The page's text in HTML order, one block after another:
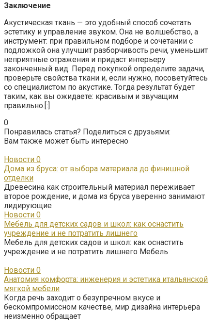
Заключение
Акустическая ткань — это удобный способ сочетать
эстетику и управление звуком. Она не волшебство, а
инструмент: при правильном подборе и сочетании с
подложкой она улучшит разборчивость речи, уменьшит
неприятные отражения и придаст интерьеру
законченный вид. Перед покупкой определите задачи,
проверьте свойства ткани и, если нужно, посоветуйтесь
со специалистом по акустике. Тогда результат будет
таким, как вы ожидаете: красивым и звучащим
правильно.[:]
0
Понравилась статья? Поделиться с друзьями:
Вам также может быть интересно
Новости 0
Дома из бруса: от выбора материала до финишной
отделки
Древесина как строительный материал переживает
второе рождение, и дома из бруса уверенно занимают
лидирующие
Новости 0
Мебель для детских садов и школ: как оснастить
учреждение и не потратить лишнего
Мебель для детских садов и школ: как оснастить
учреждение и не потратить лишнего Мебель
Новости 0
Анатомия комфорта: инженерия и эстетика итальянской
мягкой мебели
Когда речь заходит о безупречном вкусе и
бескомпромиссном качестве, мир дизайна интерьера
неизменно обращает